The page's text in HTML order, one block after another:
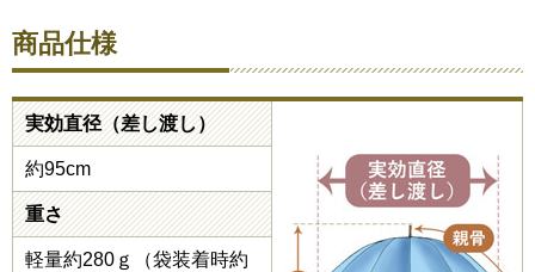
商品仕様
実効直径（差し渡し）
約95cm
重さ
軽量約280ｇ（袋装着時約